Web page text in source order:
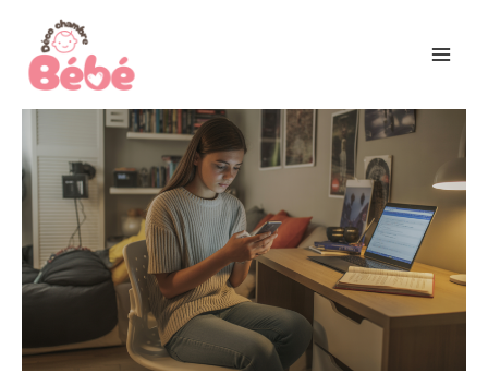
contenu